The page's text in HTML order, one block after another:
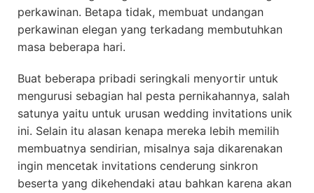
perkawinan. Betapa tidak, membuat undangan
perkawinan elegan yang terkadang membutuhkan
masa beberapa hari.
Buat beberapa pribadi seringkali menyortir untuk
mengurusi sebagian hal pesta pernikahannya, salah
satunya yaitu untuk urusan wedding invitations unik
ini. Selain itu alasan kenapa mereka lebih memilih
membuatnya sendirian, misalnya saja dikarenakan
ingin mencetak invitations cenderung sinkron
beserta yang dikehendaki atau bahkan karena akan